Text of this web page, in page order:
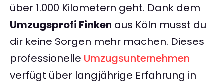
über 1.000 Kilometern geht. Dank dem
Umzugsprofi Finken aus Köln musst du
dir keine Sorgen mehr machen. Dieses
professionelle Umzugsunternehmen
verfügt über langjährige Erfahrung in